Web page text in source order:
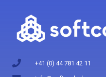
+41 (0) 44 781 42 11